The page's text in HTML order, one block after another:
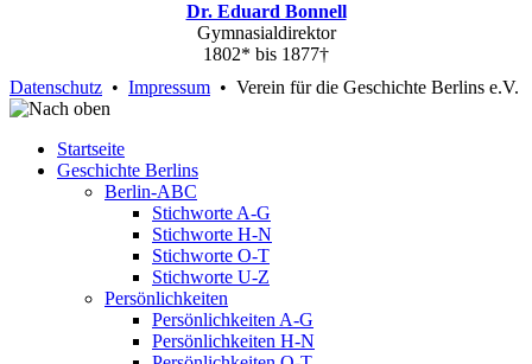
Dr. Eduard Bonnell
Gymnasialdirektor
1802* bis 1877†
Datenschutz • Impressum • Verein für die Geschichte Berlins e.V.
Startseite
Geschichte Berlins
Berlin-ABC
Stichworte A-G
Stichworte H-N
Stichworte O-T
Stichworte U-Z
Persönlichkeiten
Persönlichkeiten A-G
Persönlichkeiten H-N